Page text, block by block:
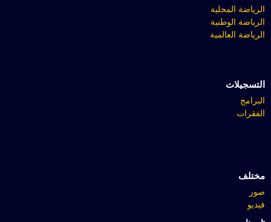
الرياضة المحلية
الرياضة الوطنية
الرياضة العالمية
التسجيلات
البرامج
الفقرات
مختلف
صور
فيديو